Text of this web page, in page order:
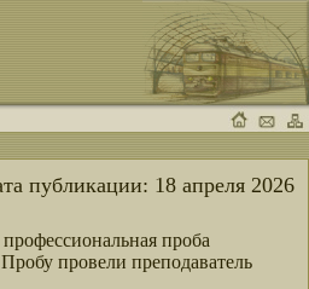
публикации: 18 апреля 2026
проба
провели преподаватель